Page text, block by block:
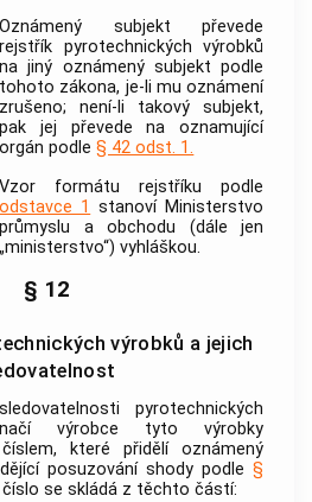
Oznámený subjekt převede
rejstřík pyrotechnických výrobků
na jiný oznámený subjekt podle
tohoto zákona, je-li mu oznámení
zrušeno; není-li takový subjekt,
pak jej převede na oznamující
orgán podle§ 42 odst. 1.
Vzor formátu rejstříku podle
odstavce 1 stanoví Ministerstvo
průmyslu a obchodu (dále jen
„ministerstvo“) vyhláškou.
§ 12
výrobků a jejich
pyrotechnických
výrobce tyto výrobky
které přidělí oznámený
posuzování shody podle §
se skládá z těchto částí: